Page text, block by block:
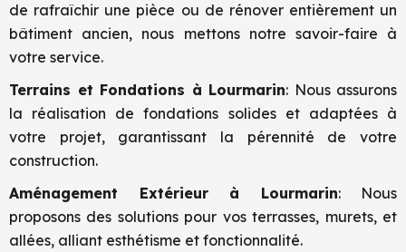
de rafraîchir une pièce ou de rénover entièrement un
bâtiment ancien, nous mettons notre savoir-faire à
votre service.
Terrains et Fondations à Lourmarin: Nous assurons
la réalisation de fondations solides et adaptées à
votre projet, garantissant la pérennité de votre
construction.
Aménagement Extérieur à Lourmarin: Nous
proposons des solutions pour vos terrasses, murets, et
allées, alliant esthétisme et fonctionnalité.